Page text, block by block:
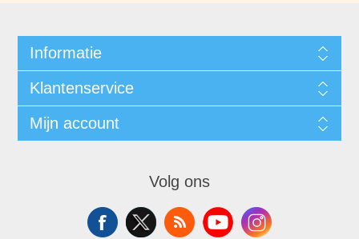
Informatie
Klantenservice
Mijn account
Volg ons